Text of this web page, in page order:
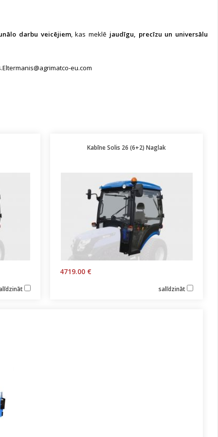
darbu veicējiem, kas meklē jaudīgu, precīzu un universālu
eu.com
Kabīne Solis 26 (6+2) Naglak
4719.00 €
salīdzināt